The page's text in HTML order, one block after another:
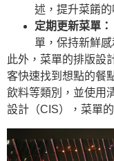
述，提升菜餚
定期更新菜單：
單，保持新鮮
此外，菜單的排版設
客快速找到想點的餐
飲料等類別，並使用
設計（CIS），菜單